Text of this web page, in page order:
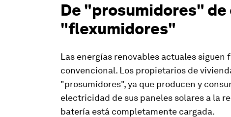
De "prosumidores" de
"flexumidores"
Las energías renovables actuales
convencional. Los propietarios de
"prosumidores", ya que producen y
electricidad de sus paneles solares a la
batería está completamente cargada.